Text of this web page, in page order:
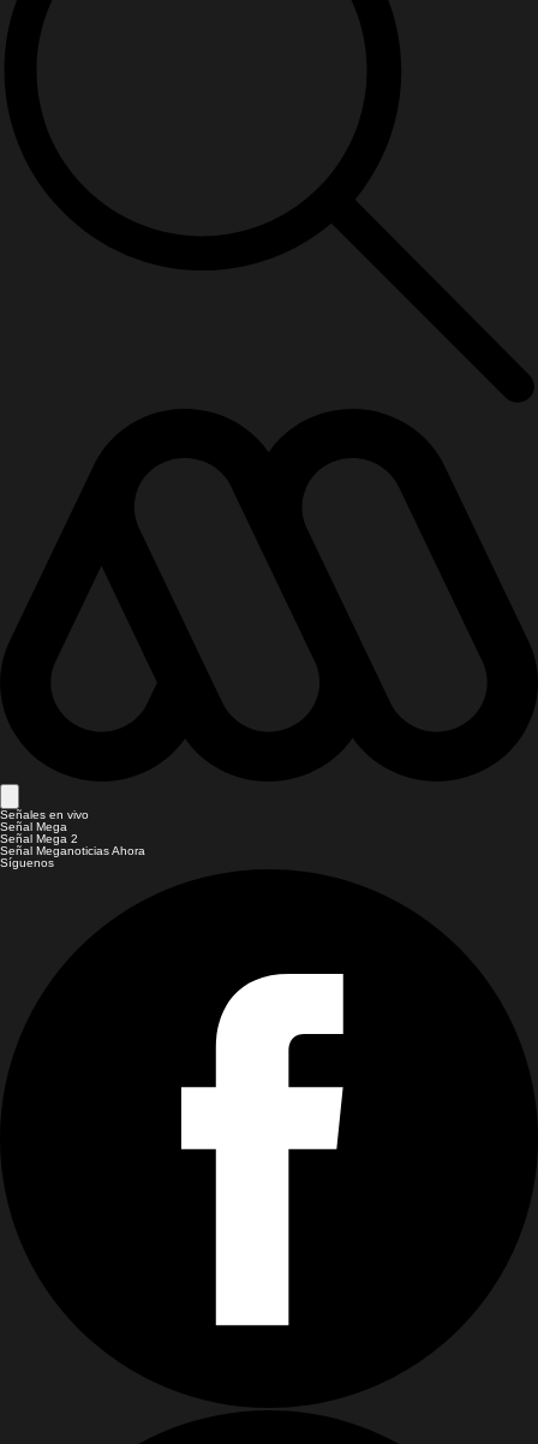
Señales en vivo
Señal Mega
Señal Mega 2
Señal Meganoticias Ahora
Síguenos